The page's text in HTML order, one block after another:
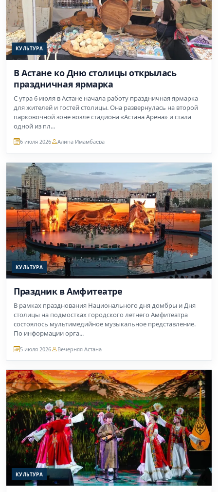
КУЛЬТУРА
В Астане ко Дню столицы открылась
праздничная ярмарка
С утра 6 июля в Астане начала работу праздничная ярмарка
для жителей и гостей столицы. Она развернулась на второй
парковочной зоне возле стадиона «Астана Арена» и стала
одной из пл...
6 июля 2026 Алина Имамбаева
КУЛЬТУРА
Праздник в Амфитеатре
В рамках празднования Национального дня домбры и Дня
столицы на подмостках городского летнего Амфитеатра
состоялось мультимедийное музыкальное представление.
По информации орга...
5 июля 2026 Вечерняя Астана
КУЛЬТУРА